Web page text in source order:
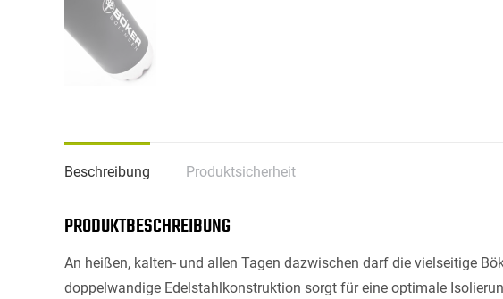
Beschreibung Produktsicherheit
PRODUKTBESCHREIBUNG
An heißen, kalten- und allen Tagen dazwischen darf die vielseitige
doppelwandige Edelstahlkonstruktion sorgt für eine optimale